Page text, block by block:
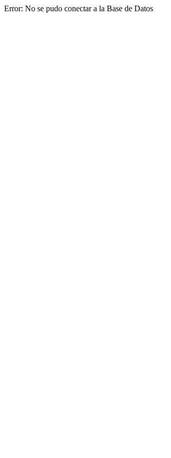
Error: No se pudo conectar a la Base de Datos